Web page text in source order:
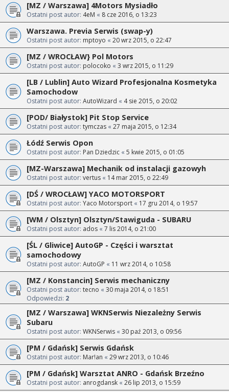
[MZ / Warszawa] 4Motors Mysiadło
Ostatni post autor: 4eM « 8 cze 2016, o 13:23
Warszawa. Previa Serwis (swap-y)
Ostatni post autor: mptoyo « 20 wrz 2015, o 22:47
[MZ / WROCŁAW} Pol Motors
Ostatni post autor: polocoko « 3 wrz 2015, o 11:29
[LB / Lublin] Auto Wizard Profesjonalna Kosmetyka
Samochodow
Ostatni post autor: AutoWizard « 4 sie 2015, o 20:02
[POD/ Białystok] Pit Stop Service
Ostatni post autor: tymczas « 27 maja 2015, o 12:34
Łódź Serwis Opon
Ostatni post autor: Pan Dziedzic « 5 kwie 2015, o 01:05
[MZ-Warszawa] Mechanik od instalacji gazowyh
Ostatni post autor: vertus « 14 mar 2015, o 22:49
[DŚ / WROCŁAW] YACO MOTORSPORT
Ostatni post autor: Yaco Motorsport « 17 gru 2014, o 19:57
[WM / Olsztyn] Olsztyn/Stawiguda - SUBARU
Ostatni post autor: ados « 7 lis 2014, o 21:00
[ŚL / Gliwice] AutoGP - Części i warsztat
samochodowy
Ostatni post autor: AutoGP « 11 wrz 2014, o 10:58
[MZ / Konstancin] Serwis mechaniczny
Ostatni post autor: tecno « 30 maja 2014, o 18:51
Odpowiedzi: 2
[MZ / Warszawa] WKNSerwis Niezależny Serwis
Subaru
Ostatni post autor: WKNSerwis « 30 paź 2013, o 09:56
[PM / Gdańsk] Serwis Gdańsk
Ostatni post autor: Mar!an « 29 wrz 2013, o 10:46
[PM / Gdańsk] Warsztat ANRO - Gdańsk Brzeźno
Ostatni post autor: anrogdansk « 26 lip 2013, o 15:59